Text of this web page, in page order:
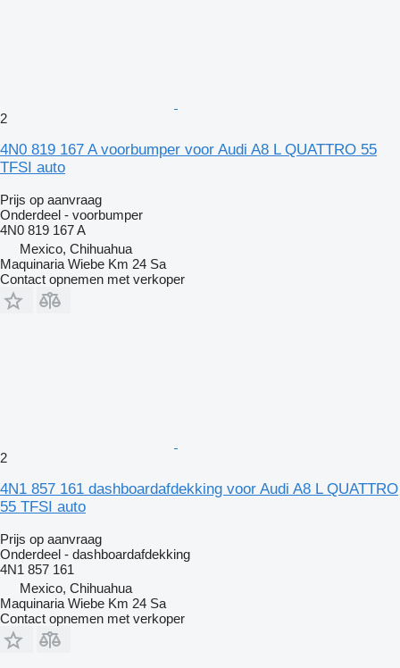
2
4N0 819 167 A voorbumper voor Audi A8 L QUATTRO 55
TFSI auto
Prijs op aanvraag
Onderdeel - voorbumper
4N0 819 167 A
Mexico, Chihuahua
Maquinaria Wiebe Km 24 Sa
Contact opnemen met verkoper
2
4N1 857 161 dashboardafdekking voor Audi A8 L QUATTRO
55 TFSI auto
Prijs op aanvraag
Onderdeel - dashboardafdekking
4N1 857 161
Mexico, Chihuahua
Maquinaria Wiebe Km 24 Sa
Contact opnemen met verkoper